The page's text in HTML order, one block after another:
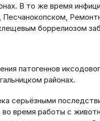
В то же время
Песчанокопском,
боррелиозом
патогеннов
районах.
серьёзными
время работы с